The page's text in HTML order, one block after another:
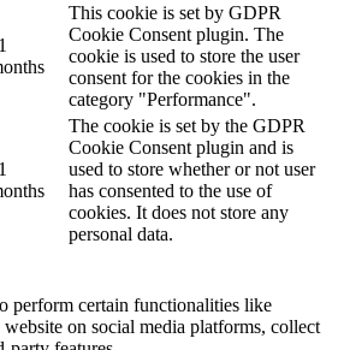
This cookie is set by GDPR
Cookie Consent plugin. The
cookie is used to store the user
consent for the cookies in the
category "Performance".
The cookie is set by the GDPR
Cookie Consent plugin and is
used to store whether or not user
has consented to the use of
cookies. It does not store any
personal data.
perform certain functionalities like
on social media platforms, collect